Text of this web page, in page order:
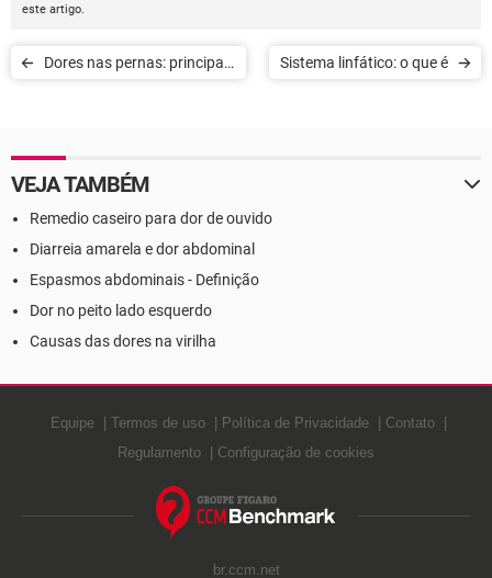
este artigo.
Dores nas pernas: principais
Sistema linfático: o que é
VEJA TAMBÉM
Remedio caseiro para dor de ouvido
Diarreia amarela e dor abdominal
Espasmos abdominais - Definição
Dor no peito lado esquerdo
Causas das dores na virilha
Equipe Termos de uso Política de Privacidade
Contato
Regulamento
Configuração de cookies
br.ccm.net